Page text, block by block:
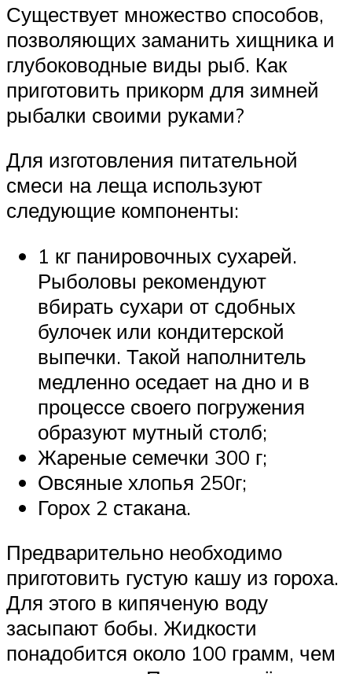
Существует множество способов,
позволяющих заманить хищника и
глубоководные виды рыб. Как
приготовить прикорм для зимней
рыбалки своими руками?
Для изготовления питательной
смеси на леща используют
следующие компоненты:
1 кг панировочных сухарей.
Рыболовы рекомендуют
вбирать сухари от сдобных
булочек или кондитерской
выпечки. Такой наполнитель
медленно оседает на дно и в
процессе своего погружения
образуют мутный столб;
Жареные семечки 300 г;
Овсяные хлопья 250г;
Горох 2 стакана.
Предварительно необходимо
приготовить густую кашу из гороха.
Для этого в кипяченую воду
засыпают бобы. Жидкости
понадобится около 100 грамм, чем